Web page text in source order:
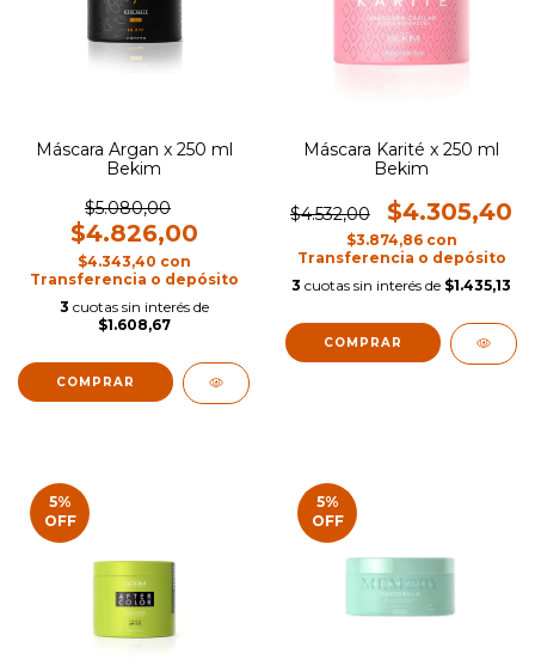
Máscara Argan x 250 ml
Bekim
$5.080,00
$4.826,00
$4.343,40 con
Transferencia o depósito
3 cuotas sin interés de
$1.608,67
Máscara Karité x 250 ml
Bekim
$4.532,00 $4.305,40
$3.874,86 con
Transferencia o depósito
3 cuotas sin interés de $1.435,13
5%
OFF
5%
OFF